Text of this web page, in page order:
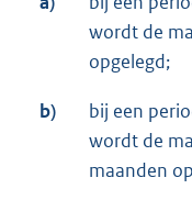
wordt de
opgelegd;
b)
bij een
wordt de
maanden